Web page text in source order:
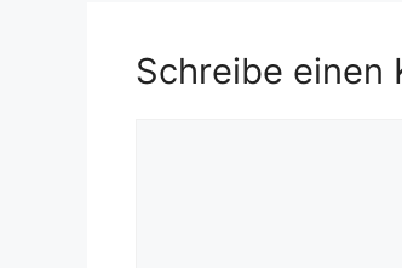
Schreibe einen